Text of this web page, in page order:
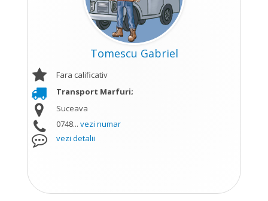
Tomescu Gabriel
Fara calificativ
Transport Marfuri;
Suceava
0748... vezi numar
vezi detalii